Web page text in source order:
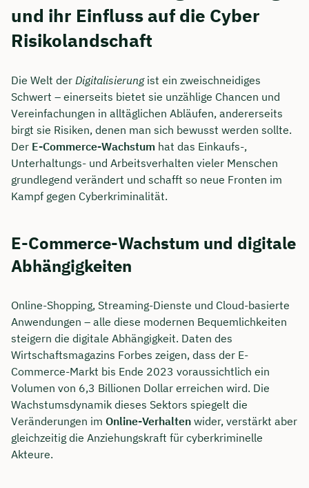
und ihr Einfluss auf die Cyber
Risikolandschaft
Die Welt der Digitalisierungist ein zweischneidiges
Schwert – einerseits bietet sie unzählige Chancen und
Vereinfachungen in alltäglichen Abläufen, andererseits
birgt sie Risiken, denen man sich bewusst werden sollte.
Der E-Commerce-Wachstum hat das Einkaufs-,
Unterhaltungs- und Arbeitsverhalten vieler Menschen
grundlegend verändert und schafft so neue Fronten im
Kampf gegen Cyberkriminalität.
E-Commerce-Wachstum und digitale
Abhängigkeiten
Online-Shopping, Streaming-Dienste und Cloud-basierte
Anwendungen – alle diese modernen Bequemlichkeiten
steigern die digitale Abhängigkeit. Daten des
Wirtschaftsmagazins Forbes zeigen, dass der E-
Commerce-Markt bis Ende 2023 voraussichtlich ein
Volumen von 6,3 Billionen Dollar erreichen wird. Die
Wachstumsdynamik dieses Sektors spiegelt die
Veränderungen im Online-Verhalten wider, verstärkt aber
gleichzeitig die Anziehungskraft für cyberkriminelle
Akteure.